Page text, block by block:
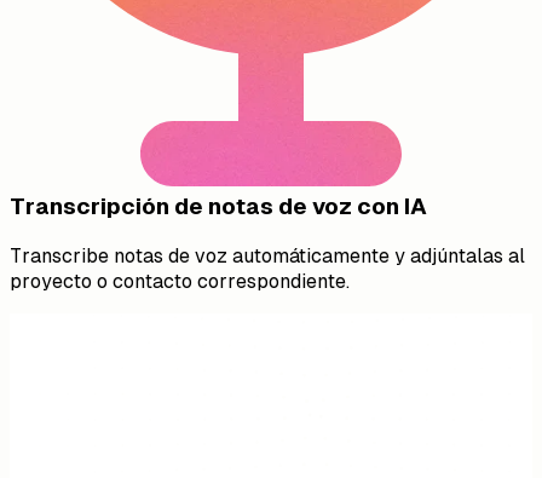
Transcripción de notas de voz con IA
Transcribe notas de voz automáticamente y adjúntalas al
proyecto o contacto correspondiente.